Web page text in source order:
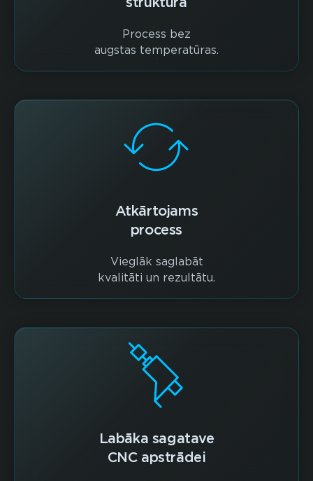
Process bez
augstas temperatūras.
Atkārtojams
process
Vieglāk saglabāt
kvalitāti un rezultātu.
Labāka sagatave
CNC apstrādei